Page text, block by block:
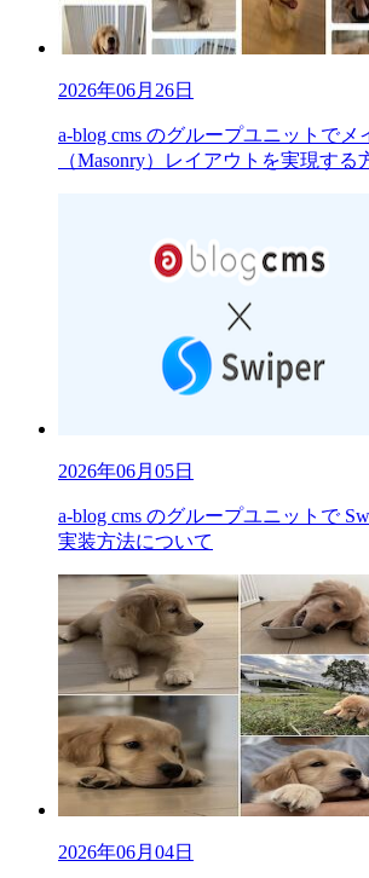
2026年06月26日
a-blog cms のグループユニットでメ
（Masonry）レイアウトを実現する
2026年06月05日
a-blog cms のグループユニットで
実装方法について
2026年06月04日